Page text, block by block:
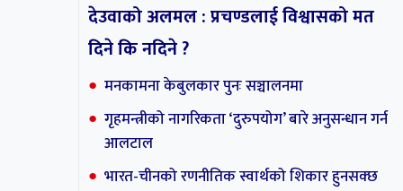
देउवाको अलमल : प्रचण्डलाई विश्वासको मत
दिने कि नदिने ?
मनकामना केबुलकार पुनः सञ्चालनमा
गृहमन्त्रीको नागरिकता ‘दुरुपयोग’ बारे अनुसन्धान गर्न
आलटाल
भारत-चीनको रणनीतिक स्वार्थको शिकार हुनसक्छ